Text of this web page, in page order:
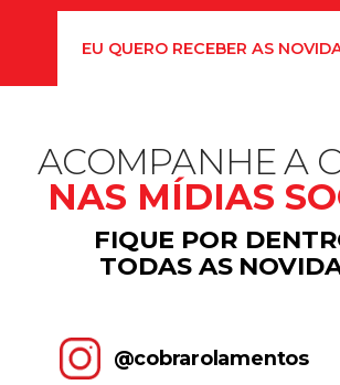
ACOMPANHE A
NAS MÍDIAS
FIQUE POR
TODAS AS
@cobrarolamentos